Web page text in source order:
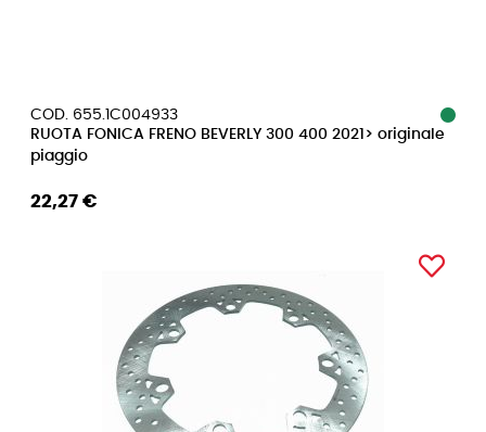
COD. 655.1C004933
RUOTA FONICA FRENO BEVERLY 300 400 2021> originale
piaggio
22,27 €